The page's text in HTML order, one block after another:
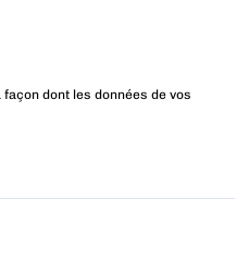
dont les données de vos